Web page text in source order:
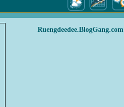
Ruengdeedee.BlogGang.com